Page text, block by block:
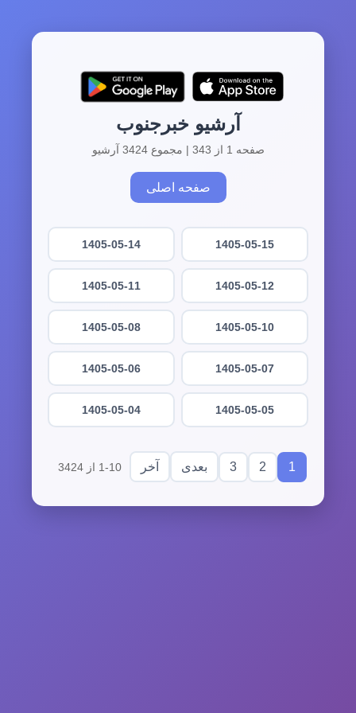
آرشیو خبرجنوب
صفحه 1 از 343 | مجموع 3424 آرشیو
صفحه اصلی
1405-05-15
1405-05-14
1405-05-12
1405-05-11
1405-05-10
1405-05-08
1405-05-07
1405-05-06
1405-05-05
1405-05-04
1
2
3 بعدی آخر 1-10 از 3424